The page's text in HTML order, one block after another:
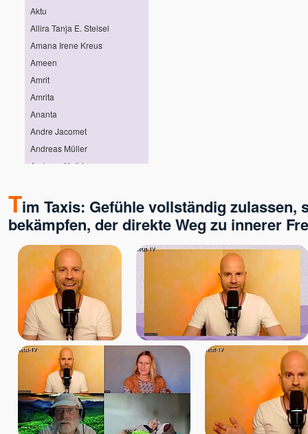
Aktu
Allira Tanja E. Steisel
Amana Irene Kreus
Ameen
Amrit
Amrita
Ananta
Andre Jacomet
Andreas Müller
Andreas Nothing
Andreas Stötter
ANdy
Angaangaq
Angelika Winklhofer
Annette Kaiser
Anssi
Anushree
Arjuna
Arne Eckert
Artur
Astamaya
Avinash u. Gyandeva
Bernie Prior
Bettina Hallifax
Tim Taxis: Gefühle vollständig zulassen,
bekämpfen, der direkte Weg zu innerer